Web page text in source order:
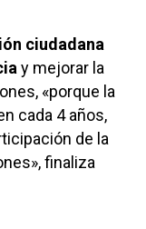
ciudadana
y mejorar la
«porque la
cada 4 años,
de la
finaliza